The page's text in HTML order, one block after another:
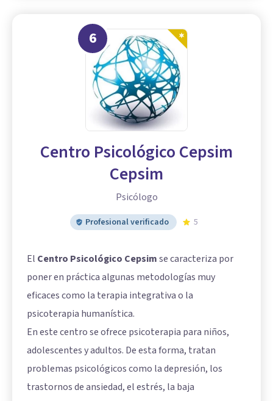
6
Centro Psicológico Cepsim
Cepsim
Psicólogo
Profesional verificado 5
El Centro Psicológico Cepsimse caracteriza por
poner en práctica algunas metodologías muy
eficaces como la terapia integrativa o la
psicoterapia humanística.
En este centro se ofrece psicoterapia para niños,
adolescentes y adultos. De esta forma, tratan
problemas psicológicos como la depresión, los
trastornos de ansiedad, el estrés, la baja